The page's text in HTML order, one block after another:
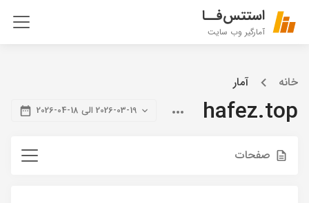
استتس‌فــا
آمارگیر وب سایت
خانه آمار
hafez.top 2026-03-19 الی 18-04-2026
صفحات